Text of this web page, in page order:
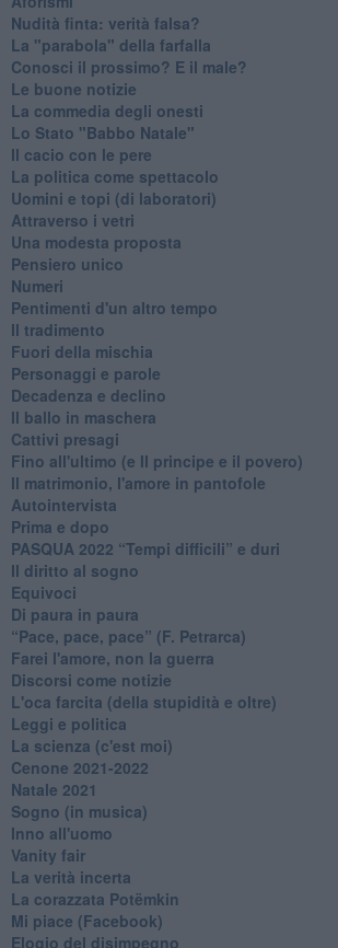
Nudità finta: verità falsa?
La "parabola" della farfalla
Conosci il prossimo? E il male?
Le buone notizie
La commedia degli onesti
Lo Stato "Babbo Natale"
Il cacio con le pere
La politica come spettacolo
Uomini e topi (di laboratori)
Attraverso i vetri
Una modesta proposta
Pensiero unico
Numeri
Pentimenti d'un altro tempo
Il tradimento
Fuori della mischia
Personaggi e parole
Decadenza e declino
Il ballo in maschera
Cattivi presagi
Fino all'ultimo (e Il principe e il povero)
Il matrimonio, l'amore in pantofole
Autointervista
Prima e dopo
​PASQUA 2022 “Tempi difficili” e duri
Il diritto al sogno
Equivoci
Di paura in paura
​“Pace, pace, pace” (F. Petrarca)
Farei l'amore, non la guerra
Discorsi come notizie
L'oca farcita (della stupidità e oltre)
Leggi e politica
La scienza (c'est moi)
Cenone 2021-2022
Natale 2021
Sogno (in musica)
Inno all'uomo
Vanity fair
La verità incerta
La corazzata Potëmkin
Mi piace (Facebook)
Elogio del disimpegno